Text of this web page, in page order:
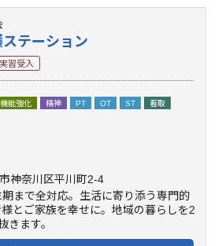
テーション
習受入
機能強化 精神 PT OT ST
看取
神奈川区平川町2-4
まで全対応。生活に寄り添う専門的
とご家族を幸せに。地域の暮らしを2
きます。